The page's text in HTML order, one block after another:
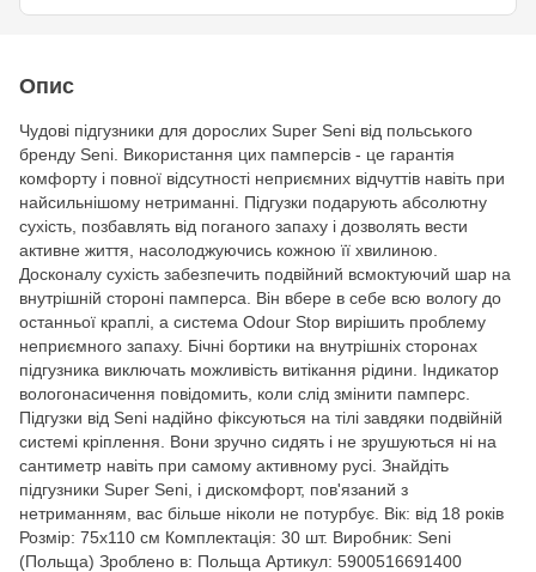
Опис
Чудові підгузники для дорослих Super Seni від польського
бренду Seni. Використання цих памперсів - це гарантія
комфорту і повної відсутності неприємних відчуттів навіть при
найсильнішому нетриманні. Підгузки подарують абсолютну
сухість, позбавлять від поганого запаху і дозволять вести
активне життя, насолоджуючись кожною її хвилиною.
Досконалу сухість забезпечить подвійний всмоктуючий шар на
внутрішній стороні памперса. Він вбере в себе всю вологу до
останньої краплі, а система Odour Stop вирішить проблему
неприємного запаху. Бічні бортики на внутрішніх сторонах
підгузника виключать можливість витікання рідини. Індикатор
вологонасичення повідомить, коли слід змінити памперс.
Підгузки від Seni надійно фіксуються на тілі завдяки подвійній
системі кріплення. Вони зручно сидять і не зрушуються ні на
сантиметр навіть при самому активному русі. Знайдіть
підгузники Super Seni, і дискомфорт, пов'язаний з
нетриманням, вас більше ніколи не потурбує. Вік: від 18 років
Розмір: 75х110 см Комплектація: 30 шт. Виробник: Seni
(Польща) Зроблено в: Польща Артикул: 5900516691400